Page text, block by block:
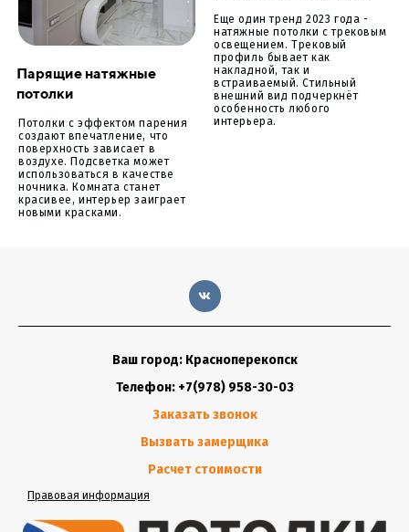
Парящие натяжные
потолки
Потолки с эффектом парения
создают впечатление, что
поверхность зависает в
воздухе. Подсветка может
использоваться в качестве
ночника. Комната станет
красивее, интерьер заиграет
новыми красками.
Еще один тренд 2023 года -
натяжные потолки с трековым
освещением. Трековый
профиль бывает как
накладной, так и
встраиваемый. Стильный
внешний вид подчеркнёт
особенность любого
интерьера.
Ваш город: Красноперекопск
Телефон: +7(978) 958-30-03
Заказать звонок
Вызвать замерщика
Расчет стоимости
Правовая информация